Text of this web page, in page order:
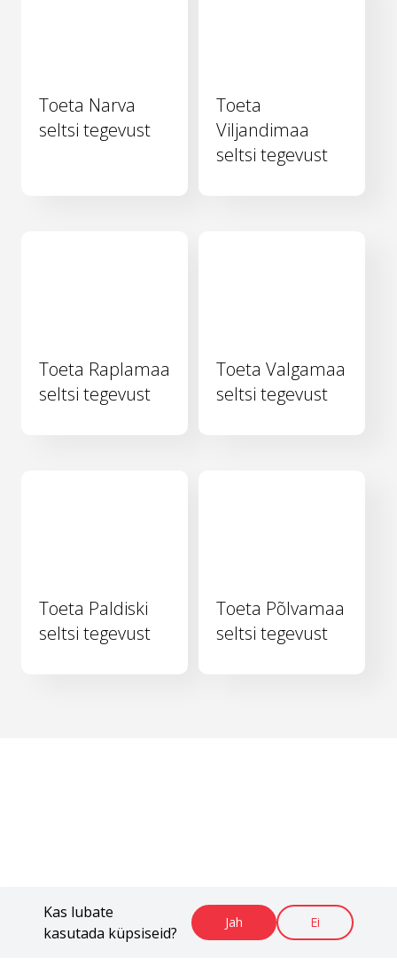
Kas lubate
kasutada küpsiseid?
Jah Ei
Toeta Narva
seltsi tegevust
Toeta
Viljandimaa
seltsi tegevust
Toeta Raplamaa
seltsi tegevust
Toeta Valgamaa
seltsi tegevust
Toeta Paldiski
seltsi tegevust
Toeta Põlvamaa
seltsi tegevust